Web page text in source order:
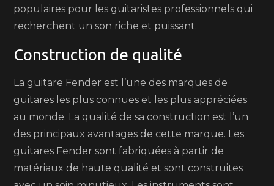
populaires pour les guitaristes professionnels qui
recherchent un son riche et puissant.
Construction de qualité
La guitare Fender est l’une des marques de
guitares les plus connues et les plus appréciées
au monde. La qualité de sa construction est l’un
des principaux avantages de cette marque. Les
guitares Fender sont fabriquées à partir de
matériaux de haute qualité et sont construites